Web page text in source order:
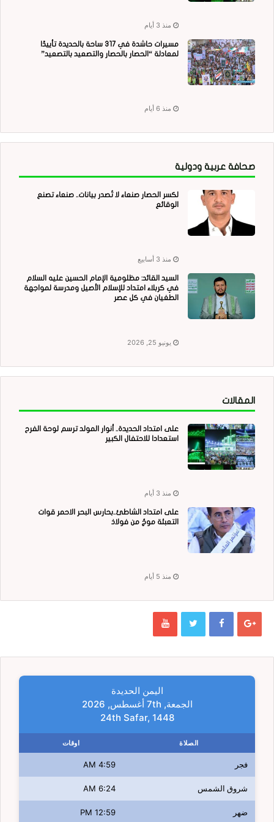
منذ 3 أيام
مسيرات حاشدة في 317 ساحة بالحديدة تأييدًا
لمعادلة “الحصار بالحصار والتصعيد بالتصعيد”
منذ 6 أيام
صحافة عربية ودولية
لكسر الحصار صنعاء لا تُصدر بيانات.. صنعاء تصنع
الوقائع
منذ 3 أسابيع
السيد القائد: مظلومية الإمام الحسين عليه السلام
في كربلاء امتداد للإسلام الأصيل ومدرسة لمواجهة
الطغيان في كل عصر
يونيو 25, 2026
المقالات
على امتداد الحديدة.. أنوار المولد ترسم لوحة الفرح
استعدادا للاحتفال الكبير
منذ 3 أيام
على امتداد الشاطئ..بحارس البحر الاحمر قوات
التعبئة موجٌ من فولاذ
منذ 5 أيام
اليمن الحديدة
الجمعة, 7th أغسطس, 2026
24th Safar, 1448
الصلاة اوقات
فجر 4:59 AM
شروق الشمس 6:24 AM
ضهر 12:59 PM